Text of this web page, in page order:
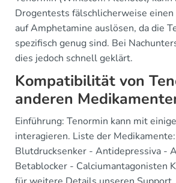
Drogentests fälschlicherweise
auf Amphetamine auslösen, da die
spezifisch genug sind. Bei
dies jedoch schnell geklärt.
Kompatibilität von
anderen
Einführung: Tenormin kann mit
interagieren. Liste der
Blutdrucksenker - Antidepressiva -
Betablocker - Calciumantagonisten